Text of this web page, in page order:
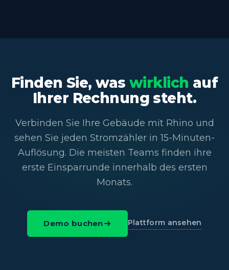
Finden Sie, was wirklich auf
Ihrer Rechnung steht.
Verbinden Sie Ihre Gebäude mit Rhino und
sehen Sie jeden Stromzähler in 15-Minuten-
Auflösung. Die meisten Teams finden ihre
erste Einsparrunde innerhalb des ersten
Monats.
Demo buchen Plattform ansehen